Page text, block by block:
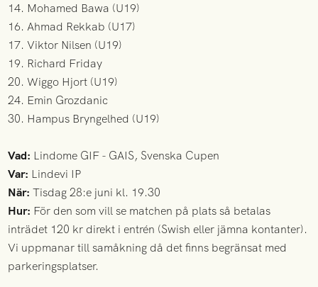
14. Mohamed Bawa (U19)
16. Ahmad Rekkab (U17)
17. Viktor Nilsen (U19)
19. Richard Friday
20. Wiggo Hjort (U19)
24. Emin Grozdanic
30. Hampus Bryngelhed (U19)
Vad: Lindome GIF - GAIS, Svenska Cupen
Var: Lindevi IP
När: Tisdag 28:e juni kl. 19.30
Hur: För den som vill se matchen på plats så betalas
inträdet 120 kr direkt i entrén (Swish eller jämna kontanter).
Vi uppmanar till samåkning då det finns begränsat med
parkeringsplatser.